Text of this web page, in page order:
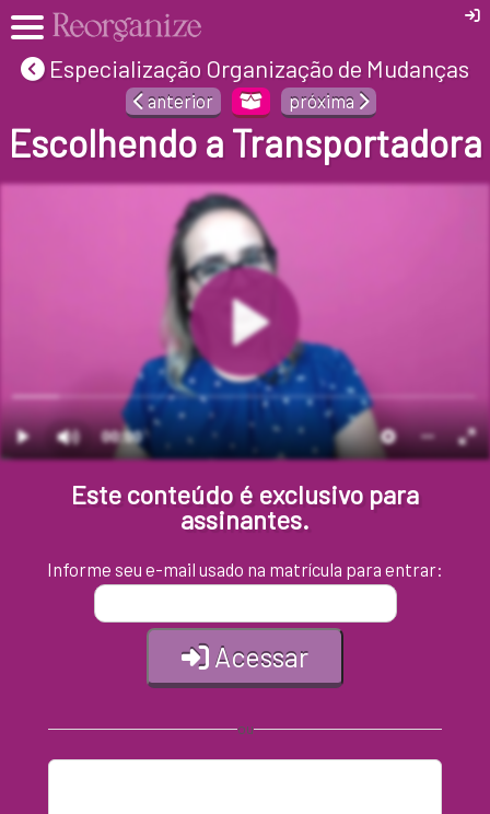
Especialização Organização de Mudanças
anterior próxima
Escolhendo a Transportadora
Este conteúdo é exclusivo para
assinantes.
Informe seu e-mail usado na matrícula para entrar:
Acessar
ou